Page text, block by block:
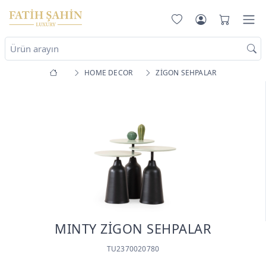
HOME DECOR ZİGON SEHPALAR
MINTY ZİGON SEHPALAR
TU2370020780